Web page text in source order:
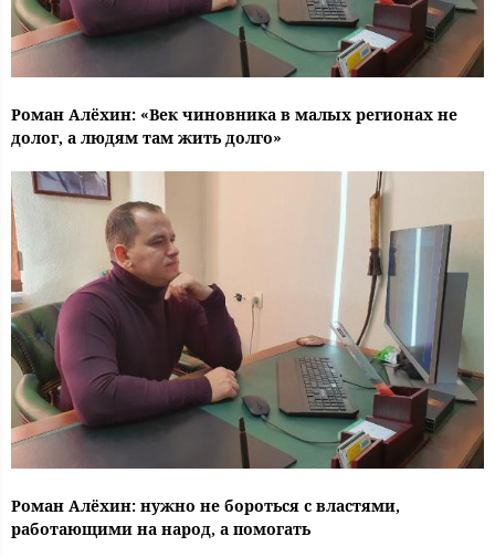
Роман Алёхин: «Век чиновника в малых регионах не
долог, а людям там жить долго»
Роман Алёхин: нужно не бороться с властями,
работающими на народ, а помогать